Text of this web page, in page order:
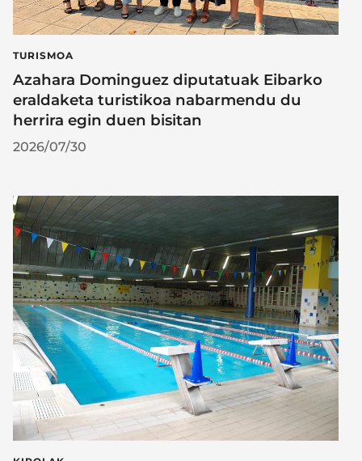
TURISMOA
Azahara Dominguez diputatuak Eibarko
eraldaketa turistikoa nabarmendu du
herrira egin duen bisitan
2026/07/30